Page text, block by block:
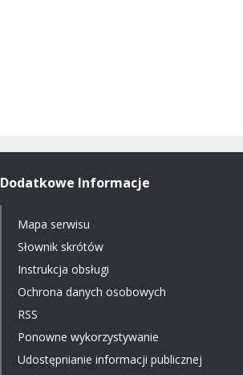
Dodatkowe Informacje
Mapa serwisu
Słownik skrótów
Instrukcja obsługi
Ochrona danych osobowych
RSS
Ponowne wykorzystywanie
Udostępnianie informacji publicznej